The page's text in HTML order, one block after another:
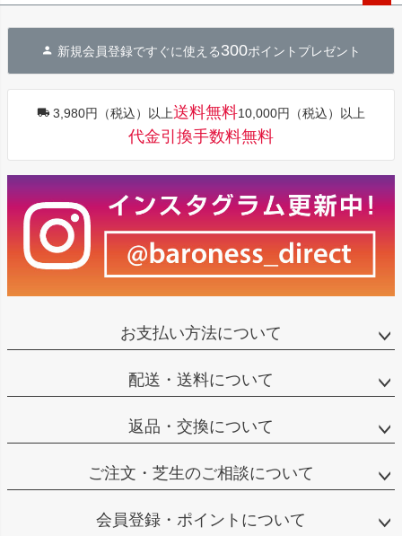
へ
新規会員登録ですぐに使える300ポイントプレゼント
3,980円（税込）以上送料無料10,000円（税込）以上
代金引換手数料無料
お支払い方法について
配送・送料について
返品・交換について
ご注文・芝生のご相談について
会員登録・ポイントについて